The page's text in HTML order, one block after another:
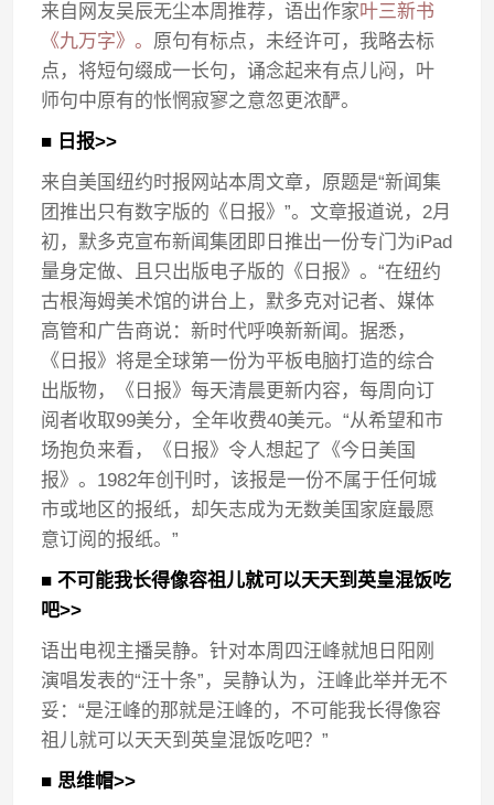
来自网友吴辰无尘本周推荐，语出作家叶三新书
《九万字》。 原句有标点，未经许可，我略去标
点，将短句缀成一长句，诵念起来有点儿闷，叶
师句中原有的怅惘寂寥之意忽更浓酽。
■ 日报>>
来自美国纽约时报网站本周文章，原题是“新闻集
团推出只有数字版的《日报》”。文章报道说，2月
初，默多克宣布新闻集团即日推出一份专门为iPad
量身定做、且只出版电子版的《日报》。“在纽约
古根海姆美术馆的讲台上，默多克对记者、媒体
高管和广告商说：新时代呼唤新新闻。据悉，
《日报》将是全球第一份为平板电脑打造的综合
出版物，《日报》每天清晨更新内容，每周向订
阅者收取99美分，全年收费40美元。“从希望和市
场抱负来看，《日报》令人想起了《今日美国
报》。1982年创刊时，该报是一份不属于任何城
市或地区的报纸，却矢志成为无数美国家庭最愿
意订阅的报纸。”
■ 不可能我长得像容祖儿就可以天天到英皇混饭吃
吧>>
语出电视主播吴静。针对本周四汪峰就旭日阳刚
演唱发表的“汪十条”，吴静认为，汪峰此举并无不
妥：“是汪峰的那就是汪峰的，不可能我长得像容
祖儿就可以天天到英皇混饭吃吧？”
■ 思维帽>>